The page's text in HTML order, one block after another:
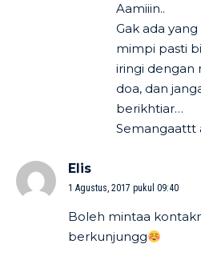
Aamiiin..
Gak ada
mimpi pasti
iringi dengan
doa, dan
berikhtiar…
Semangaattt
Elis
1 Agustus, 2017 pukul 09:40
Boleh mintaa
berkunjungg